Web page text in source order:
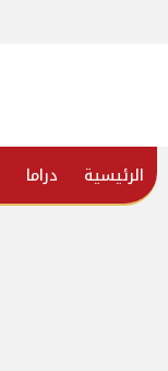
الرئيسية دراما